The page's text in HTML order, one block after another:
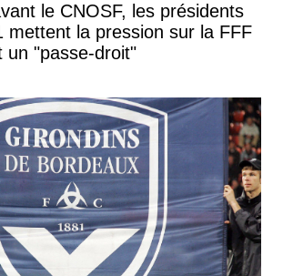
le CNOSF, les présidents
mettent la pression sur la FFF
un "passe-droit"